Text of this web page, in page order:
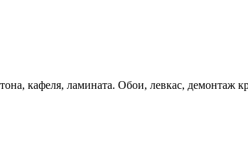
кафеля, ламината. Обои, левкас, демонтаж